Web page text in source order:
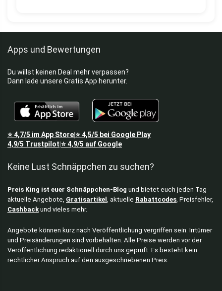
Apps und Bewertungen
Du willst keinen Deal mehr verpassen?
Dann lade unsere Gratis App herunter.
⭐4,7/5 im App Store|⭐4,5/5 bei Google Play
4,9/5 Trustpilot|⭐4,9/5 auf Google
Keine Lust Schnäppchen zu suchen?
Preis King ist euer Schnäppchen-Blog und bietet euch jeden Tag
aktuelle Angebote, Gratisartikel , aktuelle Rabattcodes, Preisfehler,
Cashbackund vieles mehr.
Angebote können kurz nach Veröffentlichung vergriffen sein. Irrtümer
und Preisänderungen sind vorbehalten. Alle Preise werden vor der
Veröffentlichung redaktionell durch uns geprüft. Es besteht kein
rechtlicher Anspruch auf den ausgeschriebenen Preis.